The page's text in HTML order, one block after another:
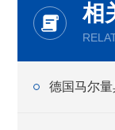
相
德国马尔